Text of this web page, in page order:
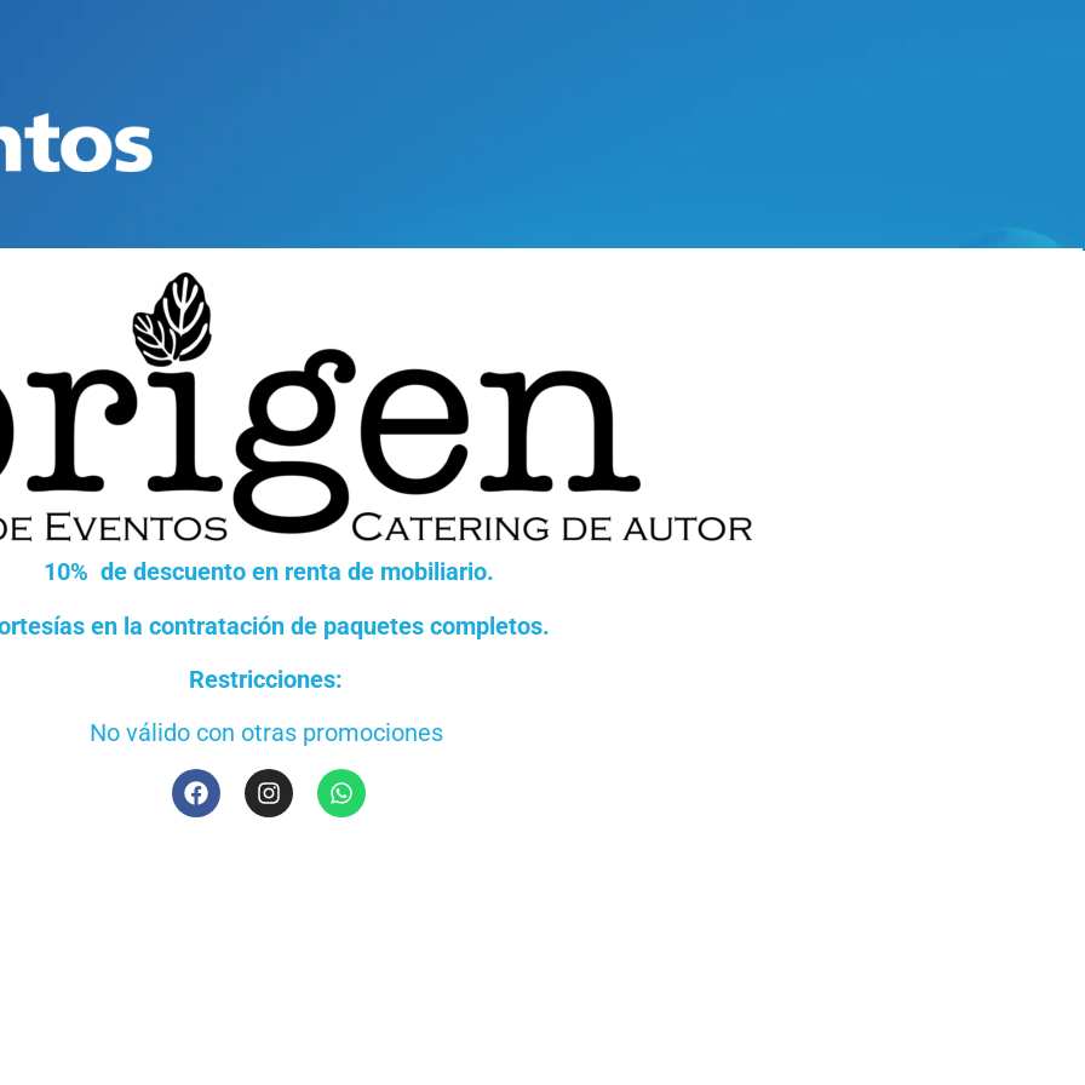
10% de descuento en renta de mobiliario.
en la contratación de paquetes completos.
Restricciones:
No válido con otras promociones